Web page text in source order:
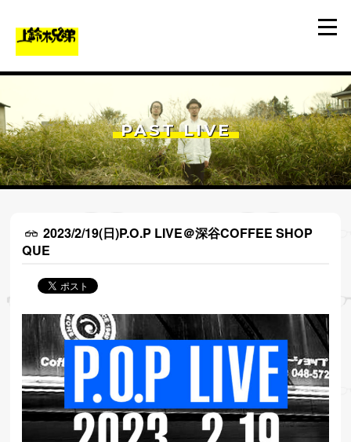
PAST LIVE
2023/2/19(日)P.O.P LIVE＠深谷COFFEE SHOP
QUE